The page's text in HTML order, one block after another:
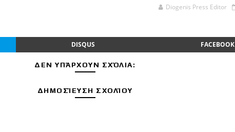
Diogenis Press Editor
DISQUS FACEBOOK
ΔΕΝ ΥΠΆΡΧΟΥΝ ΣΧΌΛΙΑ:
ΔΗΜΟΣΊΕΥΣΗ ΣΧΟΛΊΟΥ